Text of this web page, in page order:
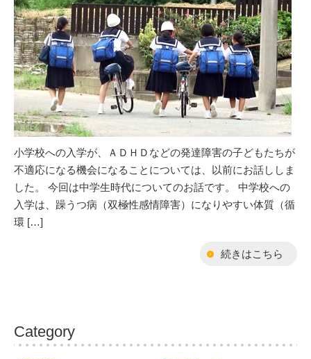
小学校への入学が、ＡＤＨＤなどの発達障害の子どもたちが
不適応になる機会になることについては、以前にお話ししま
した。 今回は中学生時代についてのお話です。 中学校への
入学は、躁うつ病（双極性感情障害）になりやすい体質（循
環 […]
続きはこちら
Category